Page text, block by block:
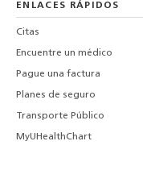
ENLACES RÁPIDOS
Citas
Encuentre un médico
Pague una factura
Planes de seguro
Transporte Público
MyUHealthChart